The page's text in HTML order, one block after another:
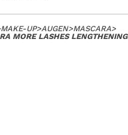
MAKE-UP>AUGEN>MASCARA>
MORE LASHES LENGTHENING